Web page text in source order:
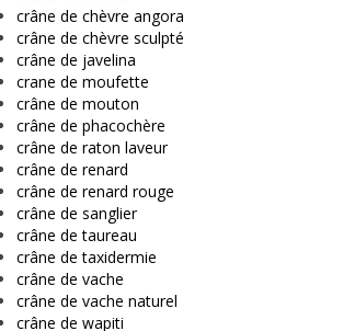
crâne de chèvre angora
crâne de chèvre sculpté
crâne de javelina
crane de moufette
crâne de mouton
crâne de phacochère
crâne de raton laveur
crâne de renard
crâne de renard rouge
crâne de sanglier
crâne de taureau
crâne de taxidermie
crâne de vache
crâne de vache naturel
crâne de wapiti